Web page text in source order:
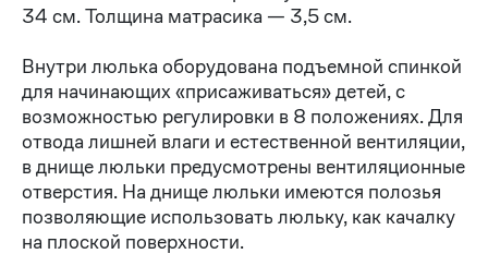
34 см. Толщина матрасика — 3,5 см.
Внутри люлька оборудована подъемной спинкой
для начинающих «присаживаться» детей, с
возможностью регулировки в 8 положениях. Для
отвода лишней влаги и естественной вентиляции,
в днище люльки предусмотрены вентиляционные
отверстия. На днище люльки имеются полозья
позволяющие использовать люльку, как качалку
на плоской поверхности.